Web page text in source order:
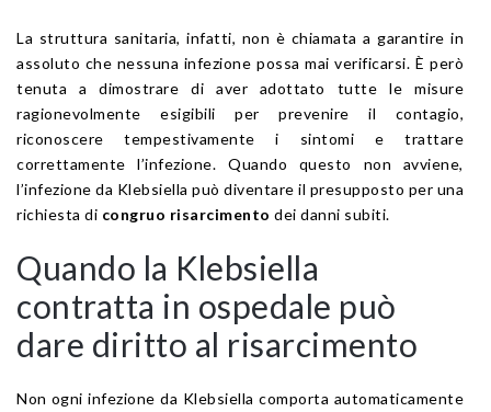
La struttura sanitaria, infatti, non è chiamata a garantire in
assoluto che nessuna infezione possa mai verificarsi. È però
tenuta a dimostrare di aver adottato tutte le misure
ragionevolmente esigibili per prevenire il contagio,
riconoscere tempestivamente i sintomi e trattare
correttamente l’infezione. Quando questo non avviene,
l’infezione da Klebsiella può diventare il presupposto per una
richiesta di congruo risarcimento dei danni subiti.
Quando la Klebsiella
contratta in ospedale può
dare diritto al risarcimento
Non ogni infezione da Klebsiella comporta automaticamente